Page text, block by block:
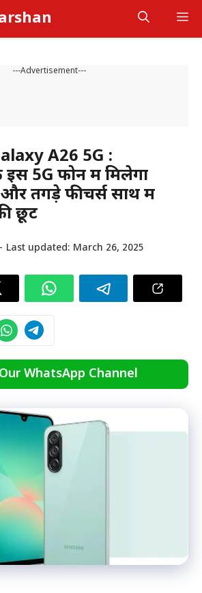
---Advertisement---
A26 5G :
5G फोन में मिलेगा
तगड़े फीचर्स साथ में
छूट
Last updated: March 26, 2025
WhatsApp Channel